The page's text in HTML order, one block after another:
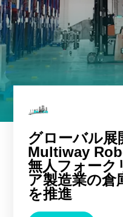
業界事例
サービスサポート
CN EN
DE
グローバル展
Multiway
無人フォーク
ア製造業の倉
を推進